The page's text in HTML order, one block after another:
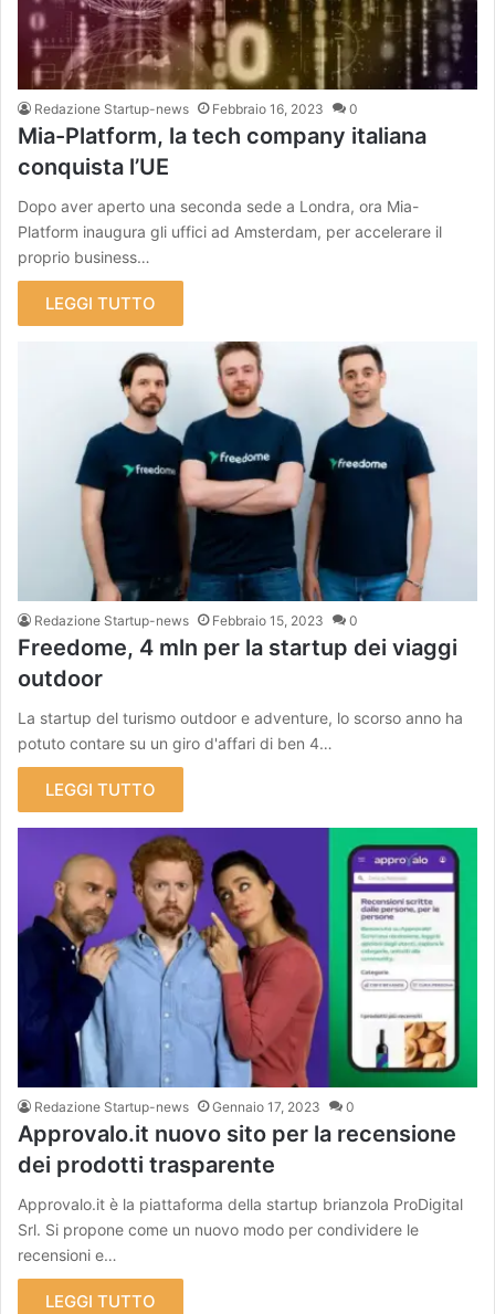
Redazione Startup-news Febbraio 16, 2023 0
Mia-Platform, la tech company italiana
conquista l’UE
Dopo aver aperto una seconda sede a Londra, ora Mia-
Platform inaugura gli uffici ad Amsterdam, per accelerare il
proprio business…
LEGGI TUTTO
Redazione Startup-news Febbraio 15, 2023 0
Freedome, 4 mln per la startup dei viaggi
outdoor
La startup del turismo outdoor e adventure, lo scorso anno ha
potuto contare su un giro d'affari di ben 4…
LEGGI TUTTO
Redazione Startup-news Gennaio 17, 2023 0
Approvalo.it nuovo sito per la recensione
dei prodotti trasparente
Approvalo.it è la piattaforma della startup brianzola ProDigital
Srl. Si propone come un nuovo modo per condividere le
recensioni e…
LEGGI TUTTO